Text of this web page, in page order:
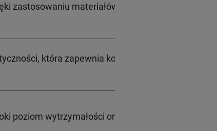
zastosowaniu materiałów, które radzą sobie z
która zapewnia komfort i swobodę ruchów
poziom wytrzymałości oraz funkcjonalności.